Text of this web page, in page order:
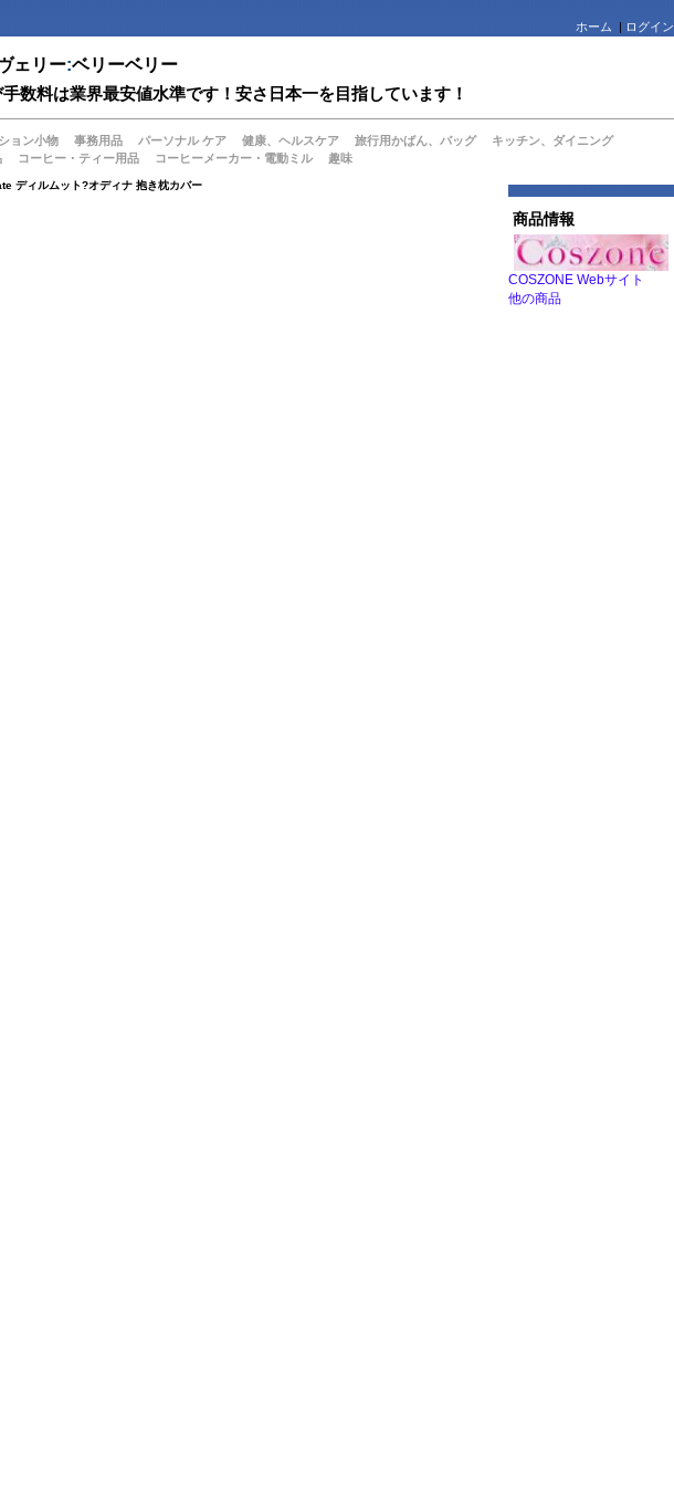
ホーム | ログイン
ェリー:ベリーベリー
数料は業界最安値水準です！安さ日本一を目指しています！
ョン小物 事務用品 パーソナル ケア 健康、ヘルスケア 旅行用かばん、バッグ
キッチン、ダイニング
コーヒー・ティー用品 コーヒーメーカー・電動ミル 趣味
ィルムット?オディナ 抱き枕カバー
商品情報
COSZONE Webサイト
他の商品